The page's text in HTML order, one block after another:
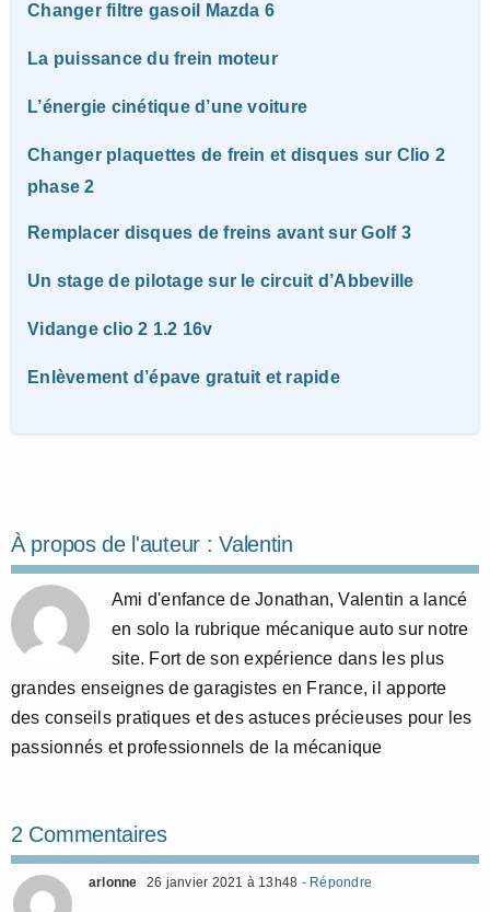
Changer filtre gasoil Mazda 6
La puissance du frein moteur
L’énergie cinétique d’une voiture
Changer plaquettes de frein et disques sur Clio 2
phase 2
Remplacer disques de freins avant sur Golf 3
Un stage de pilotage sur le circuit d’Abbeville
Vidange clio 2 1.2 16v
Enlèvement d’épave gratuit et rapide
À propos de l'auteur :Valentin
Ami d'enfance de Jonathan, Valentin a lancé
en solo la rubrique mécanique auto sur notre
site. Fort de son expérience dans les plus
grandes enseignes de garagistes en France, il apporte
des conseils pratiques et des astuces précieuses pour les
passionnés et professionnels de la mécanique
2 Commentaires
arlonne 26 janvier 2021 à 13h48 - Répondre